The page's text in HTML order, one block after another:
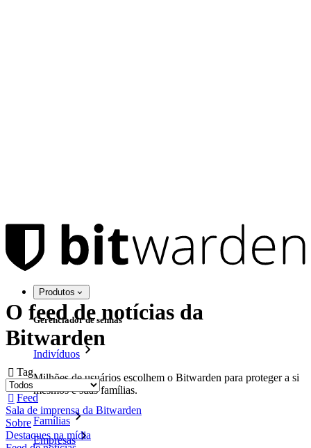
Produtos
Gerenciador de senhas
Indivíduos
Milhões de usuários escolhem o Bitwarden para proteger a si
mesmos e suas famílias.
Famílias
Empresas
O feed de notícias da
Bitwarden
 Tag
 Feed
Sala de imprensa da Bitwarden
Sobre
Destaques na mídia